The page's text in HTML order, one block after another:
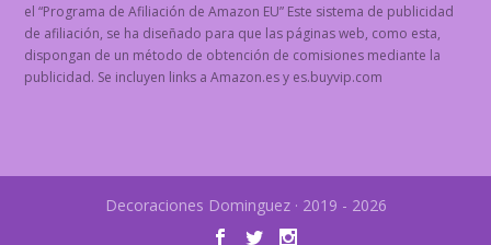
el “Programa de Afiliación de Amazon EU” Este sistema de publicidad
de afiliación, se ha diseñado para que las páginas web, como esta,
dispongan de un método de obtención de comisiones mediante la
publicidad. Se incluyen links a Amazon.es y es.buyvip.com
Decoraciones Dominguez · 2019 - 2026